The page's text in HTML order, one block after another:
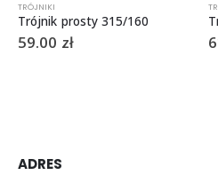
TRÓJNIKI
Trójnik prosty 315/160
59.00 zł
ADRES